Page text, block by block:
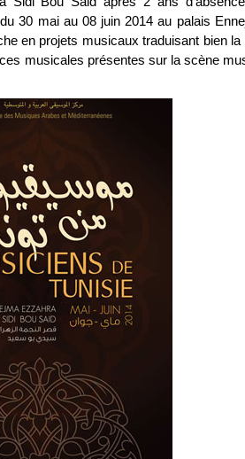
30 mai au 08 juin 2014 au palais
en projets musicaux traduisant bien
musicales présentes sur la scène